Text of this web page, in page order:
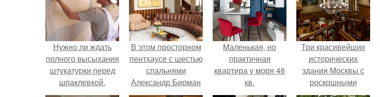
Нужно ли ждать
полного высыхания
штукатурки перед
шпаклевкой.
Сколько времени
В этом просторном
пентхаусе с шестью
спальнями
Александр Бирман
живет со своей
Маленькая, но
практичная
квартира у моря 48
кв.
Три красивейших
исторических
здания Москвы с
роскошными
интерьерами в